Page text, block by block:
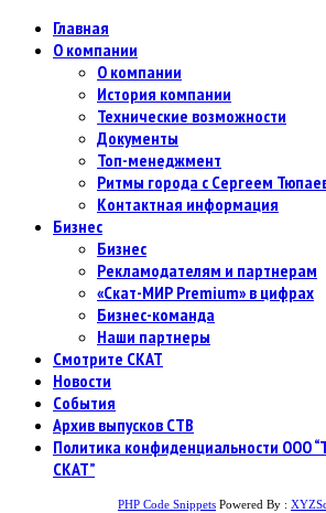
Главная
О компании
О компании
История компании
Технические возможности
Документы
Топ-менеджмент
Ритмы города с Сергеем
Контактная информация
Бизнес
Бизнес
Рекламодателям и партнерам
«Скат-МИР Premium» в цифрах
Бизнес-команда
Наши партнеры
Смотрите СКАТ
Новости
События
Архив выпусков СТВ
Политика конфиденциальности ООО
СКАТ”
PHP Code Snippets Powered By :